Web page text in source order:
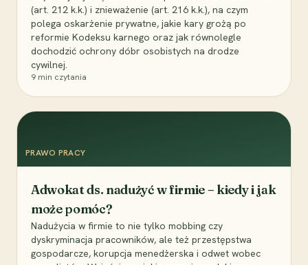
(art. 212 k.k.) i znieważenie (art. 216 k.k.), na czym
polega oskarżenie prywatne, jakie kary grożą po
reformie Kodeksu karnego oraz jak równolegle
dochodzić ochrony dóbr osobistych na drodze
cywilnej.
9 min czytania
PRAWO PRACY
Adwokat ds. nadużyć w firmie – kiedy i jak
może pomóc?
Nadużycia w firmie to nie tylko mobbing czy
dyskryminacja pracowników, ale też przestępstwa
gospodarcze, korupcja menedżerska i odwet wobec